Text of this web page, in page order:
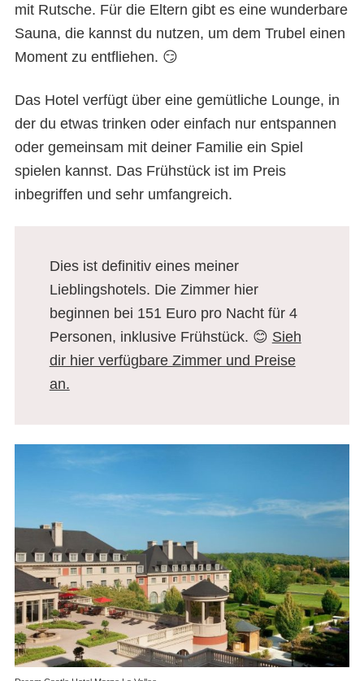
mit Rutsche. Für die Eltern gibt es eine wunderbare
Sauna, die kannst du nutzen, um dem Trubel einen
Moment zu entfliehen. 😏
Das Hotel verfügt über eine gemütliche Lounge, in
der du etwas trinken oder einfach nur entspannen
oder gemeinsam mit deiner Familie ein Spiel
spielen kannst. Das Frühstück ist im Preis
inbegriffen und sehr umfangreich.
Dies ist definitiv eines meiner
Lieblingshotels. Die Zimmer hier
beginnen bei 151 Euro pro Nacht für 4
Personen, inklusive Frühstück. 😊 Sieh
dir hier verfügbare Zimmer und Preise
an.